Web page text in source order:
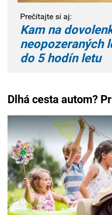
Prečítajte si aj:
Kam na
neopozeraných
do 5 hodín letu
Dlhá cesta autom?